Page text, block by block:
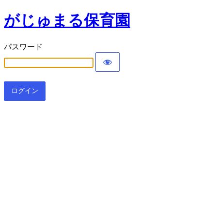
がじゅまる保育園
パスワード